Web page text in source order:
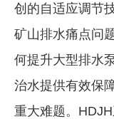
创的自适应调节
矿山排水痛点问
何提升大型排水
治水提供有效保
重大难题。